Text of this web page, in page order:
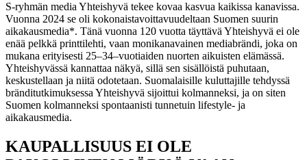
S-ryhmän media Yhteishyvä tekee kovaa kasvua kaikissa kanavissa.
Vuonna 2024 se oli kokonaistavoittavuudeltaan Suomen suurin
aikakausmedia*. Tänä vuonna 120 vuotta täyttävä Yhteishyvä ei ole
enää pelkkä printtilehti, vaan monikanavainen mediabrändi, joka on
mukana erityisesti 25–34–vuotiaiden nuorten aikuisten elämässä.
Yhteishyvässä kannattaa näkyä, sillä sen sisällöistä puhutaan,
keskustellaan ja niitä odotetaan. Suomalaisille kuluttajille tehdyssä
bränditutkimuksessa Yhteishyvä sijoittui kolmanneksi, ja on siten
Suomen kolmanneksi spontaanisti tunnetuin lifestyle- ja
aikakausmedia.
KAUPALLISUUS EI OLE